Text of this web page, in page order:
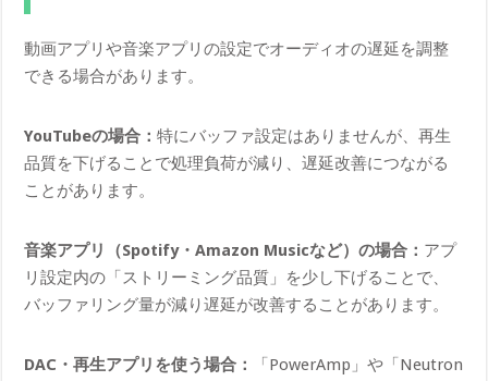
動画アプリや音楽アプリの設定でオーディオの遅延を調整
できる場合があります。
YouTubeの場合：特にバッファ設定はありませんが、再生
品質を下げることで処理負荷が減り、遅延改善につながる
ことがあります。
音楽アプリ（Spotify・Amazon Musicなど）の場合： アプ
リ設定内の「ストリーミング品質」を少し下げることで、
バッファリング量が減り遅延が改善することがあります。
DAC・再生アプリを使う場合：
「PowerAmp」や「Neutron